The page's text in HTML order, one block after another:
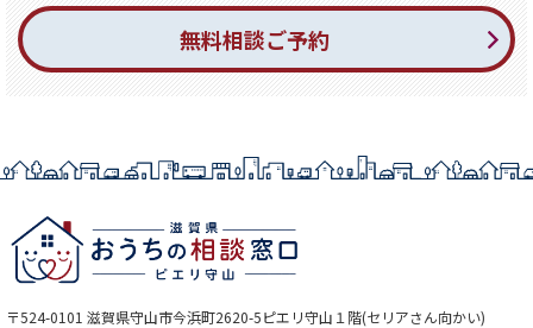
無料相談ご予約
〒524-0101 滋賀県守山市今浜町2620-5ピエリ守山１階(セリアさん向かい)